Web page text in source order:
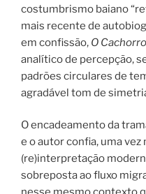
costumbrismo baiano
mais recente de
em confissão, O
analítico de percepção,
padrões circulares de
agradável tom de
O encadeamento da
e o autor confia, uma vez
(re)interpretação
sobreposta ao fluxo